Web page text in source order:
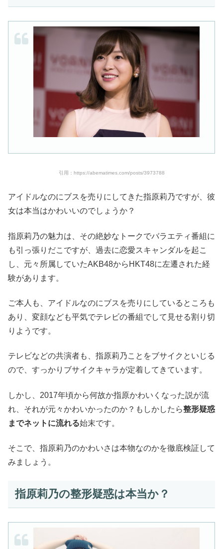
引用：https://abematimes.com/posts/3973788
アイドルなのにブスを売りにしてきた指原莉乃ですが、彼
女は本当はかわいいのでしょうか？
指原莉乃の魅力は、その絶妙なトークでバラエティ番組に
も引っ張りだこですが、過去に恋愛スキャンダルを起こ
し、元々所属していたAKB48からHKT48に左遷された経
験があります。
ご本人も、アイドルなのにブスを売りにしているところも
あり、変顔なども平気でテレビの番組でして見せる割り切
りようです。
テレビなどの共演者も、指原莉乃ことをブサイクといじる
ので、すっかりブサイクキャラが定着してきています。
しかし、2017年頃から何故か指原かわいくなった説が流
れ、それが元々かわいかったのか？もしかしたら整形疑惑
までネットに流れる始末です。
そこで、指原莉乃のかわいさは本物なのかを徹底検証して
みましょう。
指原莉乃の整形疑惑は本当か？